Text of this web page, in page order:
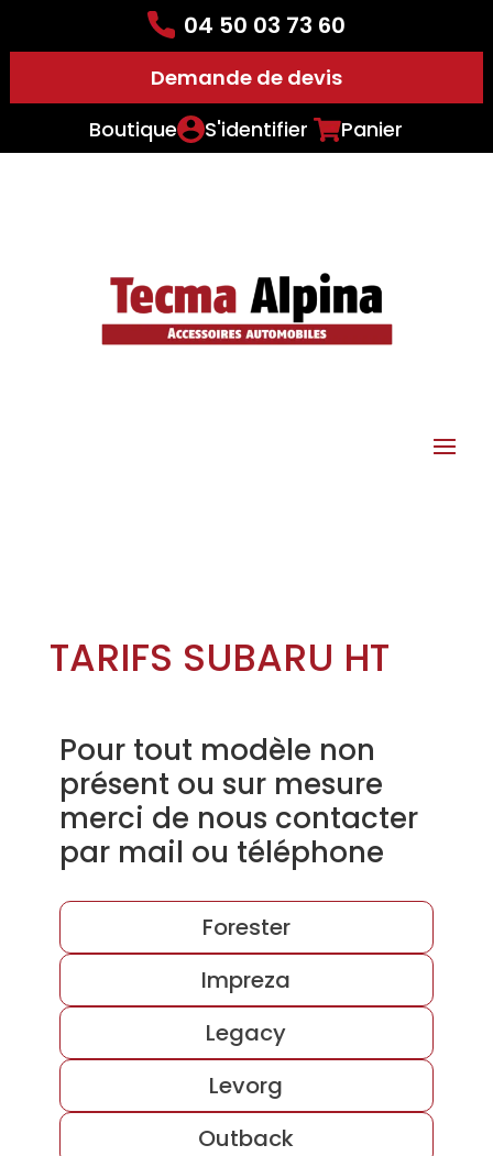
04 50 03 73 60
Demande de devis
Boutique
S'identifier Panier
TARIFS SUBARU HT
Pour tout modèle non
présent ou sur mesure
merci de nous contacter
par mail ou téléphone
Forester
Impreza
Legacy
Levorg
Outback